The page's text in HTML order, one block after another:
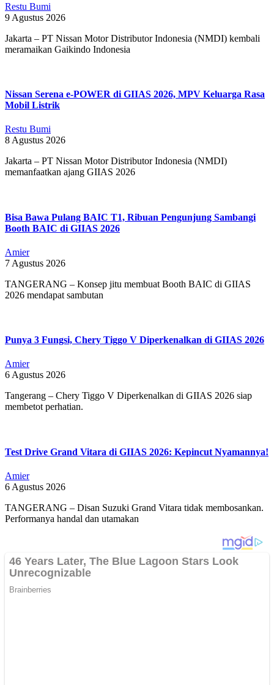
Restu Bumi
9 Agustus 2026
Jakarta – PT Nissan Motor Distributor Indonesia (NMDI) kembali
meramaikan Gaikindo Indonesia
Nissan Serena e-POWER di GIIAS 2026, MPV Keluarga Rasa
Mobil Listrik
Restu Bumi
8 Agustus 2026
Jakarta – PT Nissan Motor Distributor Indonesia (NMDI)
memanfaatkan ajang GIIAS 2026
Bisa Bawa Pulang BAIC T1, Ribuan Pengunjung Sambangi
Booth BAIC di GIIAS 2026
Amier
7 Agustus 2026
TANGERANG – Konsep jitu membuat Booth BAIC di GIIAS
2026 mendapat sambutan
Punya 3 Fungsi, Chery Tiggo V Diperkenalkan di GIIAS 2026
Amier
6 Agustus 2026
Tangerang – Chery Tiggo V Diperkenalkan di GIIAS 2026 siap
membetot perhatian.
Test Drive Grand Vitara di GIIAS 2026: Kepincut Nyamannya!
Amier
6 Agustus 2026
TANGERANG – Disan Suzuki Grand Vitara tidak membosankan.
Performanya handal dan utamakan